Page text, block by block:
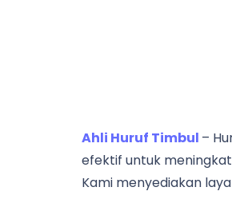
Ahli Huruf Timbul –
efektif untuk
Kami menyediakan